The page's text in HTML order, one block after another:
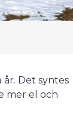
Det syntes
mer el och